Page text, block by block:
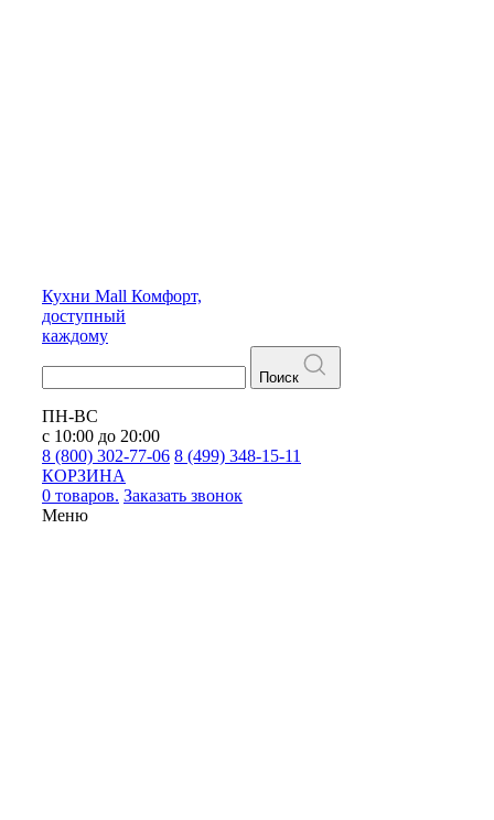
Кухни Mall Комфорт,
доступный
каждому
Поиск
ПН-ВС
с 10:00 до 20:00
8 (800) 302-77-06 8 (499) 348-15-11
КОРЗИНА
0 товаров. Заказать звонок
Меню